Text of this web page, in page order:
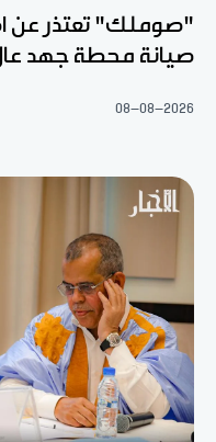
"صوملك" تعتذر عن
صيانة محطة جهد
08-08-2026